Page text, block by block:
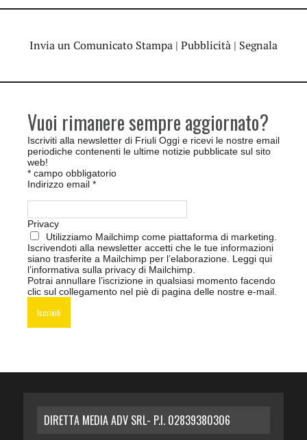
Invia un Comunicato Stampa | Pubblicità | Segnala
Vuoi rimanere sempre aggiornato?
Iscriviti alla newsletter di Friuli Oggi e ricevi le nostre email
periodiche contenenti le ultime notizie pubblicate sul sito
web!
* campo obbligatorio
Indirizzo email *
Privacy
Utilizziamo Mailchimp come piattaforma di marketing.
Iscrivendoti alla newsletter accetti che le tue informazioni
siano trasferite a Mailchimp per l’elaborazione. Leggi qui
l’informativa sulla privacy di Mailchimp
Potrai annullare l’iscrizione in qualsiasi momento facendo
clic sul collegamento nel piè di pagina delle nostre e-mail.
DIRETTA MEDIA ADV SRL- P.I. 02839380306